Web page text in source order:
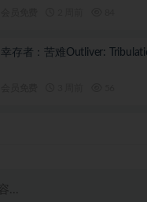
幸存者：苦难Outliver: